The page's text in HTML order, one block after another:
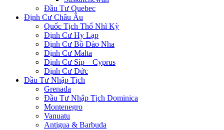
Đầu Tư Quebec
Định Cư Châu Âu
Quốc Tịch Thổ Nhĩ Kỳ
Định Cư Hy Lạp
Định Cư Bồ Đào Nha
Định Cư Malta
Định Cư Síp – Cyprus
Định Cư Đức
Đầu Tư Nhập Tịch
Grenada
Đầu Tư Nhập Tịch Dominica
Montenegro
Vanuatu
Antigua & Barbuda